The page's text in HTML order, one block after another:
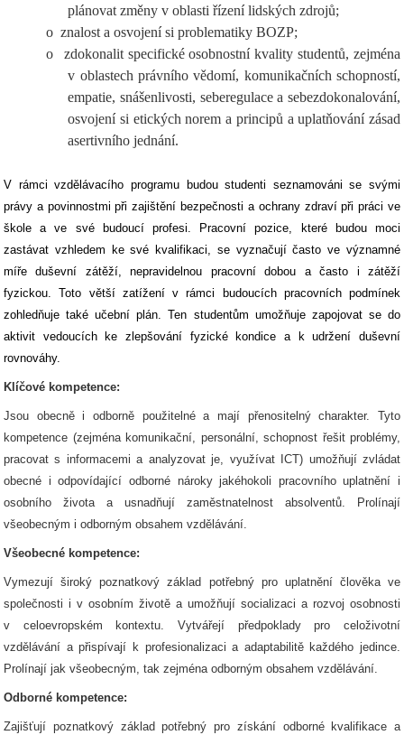
plánovat změny v oblasti řízení lidských zdrojů;
o znalost a osvojení si problematiky BOZP;
o
zdokonalit specifické osobnostní kvality studentů, zejména
v oblastech právního vědomí, komunikačních schopností,
empatie, snášenlivosti, seberegulace a sebezdokonalování,
osvojení si etických norem a principů a uplatňování zásad
asertivního jednání.
V rámci vzdělávacího programu budou studenti seznamováni se svými
právy a povinnostmi při zajištění bezpečnosti a ochrany zdraví při práci ve
škole a ve své budoucí profesi. Pracovní pozice, které budou moci
zastávat vzhledem ke své kvalifikaci, se vyznačují často ve významné
míře duševní zátěží, nepravidelnou pracovní dobou a často i zátěží
fyzickou. Toto větší zatížení v rámci budoucích pracovních podmínek
zohledňuje také učební plán. Ten studentům umožňuje zapojovat se do
aktivit vedoucích ke zlepšování fyzické kondice a k udržení duševní
rovnováhy.
Klíčové kompetence:
Jsou obecně i odborně použitelné a mají přenositelný charakter. Tyto
kompetence (zejména komunikační, personální, schopnost řešit problémy,
pracovat s informacemi a analyzovat je, využívat ICT) umožňují zvládat
obecné i odpovídající odborné nároky jakéhokoli pracovního uplatnění i
osobního života a usnadňují zaměstnatelnost absolventů. Prolínají
všeobecným i odborným obsahem vzdělávání.
Všeobecné kompetence:
Vymezují široký poznatkový základ potřebný pro uplatnění člověka ve
společnosti i v osobním životě a umožňují socializaci a rozvoj osobnosti
v celoevropském kontextu. Vytvářejí předpoklady pro celoživotní
vzdělávání a přispívají k profesionalizaci a adaptabilitě každého jedince.
Prolínají jak všeobecným, tak zejména odborným obsahem vzdělávání.
Odborné kompetence:
Zajišťují poznatkový základ potřebný pro získání odborné kvalifikace a